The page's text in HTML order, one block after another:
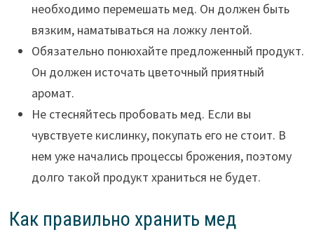
необходимо перемешать мед. Он должен быть
вязким, наматываться на ложку лентой.
Обязательно понюхайте предложенный продукт.
Он должен источать цветочный приятный
аромат.
Не стесняйтесь пробовать мед. Если вы
чувствуете кислинку, покупать его не стоит. В
нем уже начались процессы брожения, поэтому
долго такой продукт храниться не будет.
Как правильно хранить мед